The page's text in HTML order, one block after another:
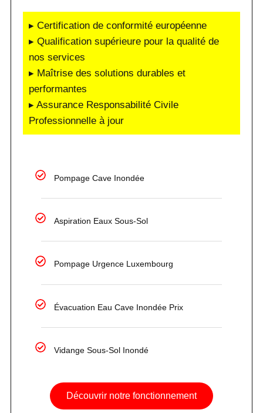
▸ Certification de conformité européenne
▸ Qualification supérieure pour la qualité de
nos services
▸ Maîtrise des solutions durables et
performantes
▸ Assurance Responsabilité Civile
Professionnelle à jour
Pompage Cave Inondée
Aspiration Eaux Sous-Sol
Pompage Urgence Luxembourg
Évacuation Eau Cave Inondée Prix
Vidange Sous-Sol Inondé
Découvrir notre fonctionnement